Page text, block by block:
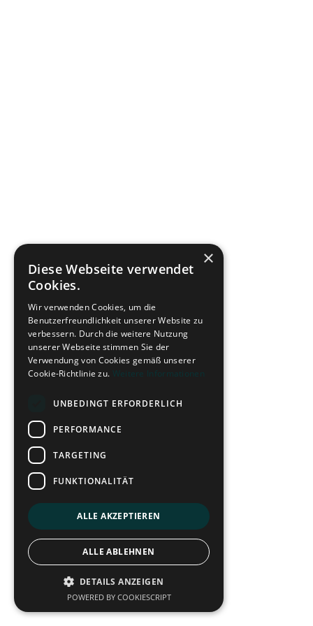
×
Diese Webseite verwendet
Cookies.
Wir verwenden Cookies, um die
Benutzerfreundlichkeit unserer Website zu
verbessern. Durch die weitere Nutzung
unserer Webseite stimmen Sie der
Verwendung von Cookies gemäß unserer
Cookie-Richtlinie zu. Weitere Informationen
UNBEDINGT ERFORDERLICH
PERFORMANCE
TARGETING
FUNKTIONALITÄT
ALLE AKZEPTIEREN
ALLE ABLEHNEN
DETAILS ANZEIGEN
POWERED BY COOKIESCRIPT